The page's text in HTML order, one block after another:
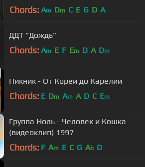
Chords: Am Dm C E G D A
ДДТ "Дождь"
Chords: Am E F Em D A Dm
Пикник - От Кореи до Карелии
Chords: E Dm Am A D C Em
Группа Ноль - Человек и Кошка
(видеоклип) 1997
Chords: F Am E C G Ab D